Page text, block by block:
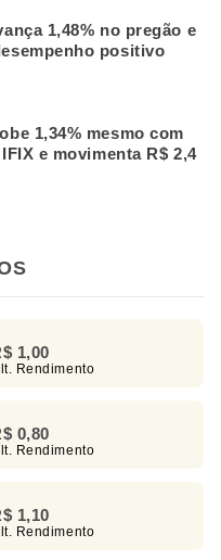
1,48% no pregão e
positivo
1,34% mesmo com
e movimenta R$ 2,4
1,00
Rendimento
0,80
Rendimento
1,10
Rendimento